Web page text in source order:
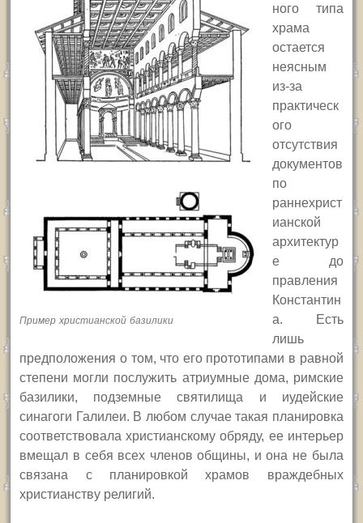
Пример христианской базилики
ного типа
храма
остается
неясным
из-за
практическ
ого
отсутствия
документов
по
раннехрист
ианской
архитектур
е до
правления
Константин
а. Есть
лишь
предположения о том, что его прототипами в равной
степени могли послужить атриумные дома, римские
базилики, подземные святилища и иудейские
синагоги Галилеи. В любом случае такая планировка
соответствовала христианскому обряду, ее интерьер
вмещал в себя всех членов общины, и она не была
связана с планировкой храмов враждебных
христианству религий.